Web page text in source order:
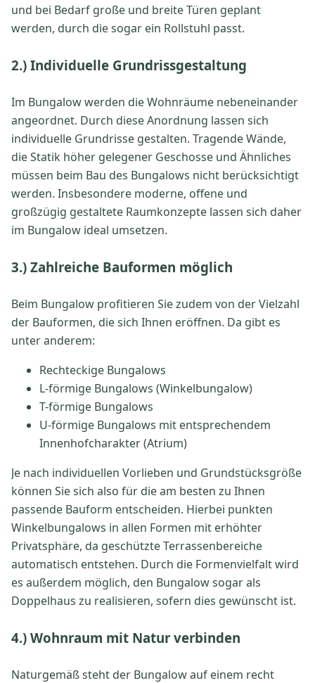
und bei Bedarf große und breite Türen geplant
werden, durch die sogar ein Rollstuhl passt.
2.) Individuelle Grundrissgestaltung
Im Bungalow werden die Wohnräume nebeneinander
angeordnet. Durch diese Anordnung lassen sich
individuelle Grundrisse gestalten. Tragende Wände,
die Statik höher gelegener Geschosse und Ähnliches
müssen beim Bau des Bungalows nicht berücksichtigt
werden. Insbesondere moderne, offene und
großzügig gestaltete Raumkonzepte lassen sich daher
im Bungalow ideal umsetzen.
3.) Zahlreiche Bauformen möglich
Beim Bungalow profitieren Sie zudem von der Vielzahl
der Bauformen, die sich Ihnen eröffnen. Da gibt es
unter anderem:
Rechteckige Bungalows
L-förmige Bungalows (Winkelbungalow)
T-förmige Bungalows
U-förmige Bungalows mit entsprechendem
Innenhofcharakter (Atrium)
Je nach individuellen Vorlieben und Grundstücksgröße
können Sie sich also für die am besten zu Ihnen
passende Bauform entscheiden. Hierbei punkten
Winkelbungalows in allen Formen mit erhöhter
Privatsphäre, da geschützte Terrassenbereiche
automatisch entstehen. Durch die Formenvielfalt wird
es außerdem möglich, den Bungalow sogar als
Doppelhaus zu realisieren, sofern dies gewünscht ist.
4.) Wohnraum mit Natur verbinden
Naturgemäß steht der Bungalow auf einem recht